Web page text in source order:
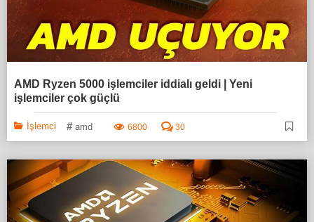
AMD Ryzen 5000 işlemciler iddialı geldi | Yeni
işlemciler çok güçlü
İşlemci # amd 6800 30